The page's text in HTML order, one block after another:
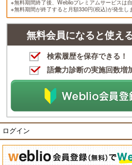
※無料期間終了後、Weblioプレミアムサービスは
※無料期間が終了すると月額330円(税込)が発生し
無料会員になると使え
検索履歴を保存できる！
語彙力診断の実施回数増
ログイン